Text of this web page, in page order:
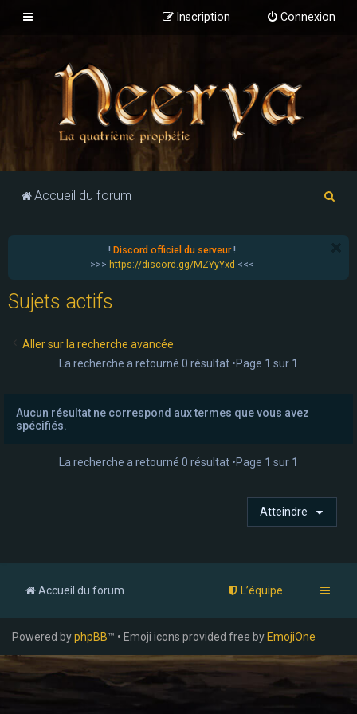
Connexion
Inscription
Accueil du forum
! Discord officiel du serveur!
>>> https://discord.gg/MZYyYxd <<<
Sujets actifs
Aller sur la recherche avancée
La recherche a retourné 0 résultat •Page 1 sur 1
Aucun résultat ne correspond aux termes que vous avez
spécifiés.
La recherche a retourné 0 résultat •Page 1 sur 1
Atteindre
Accueil du forum L’équipe
Powered byphpBB™ • Emoji icons provided free by EmojiOne